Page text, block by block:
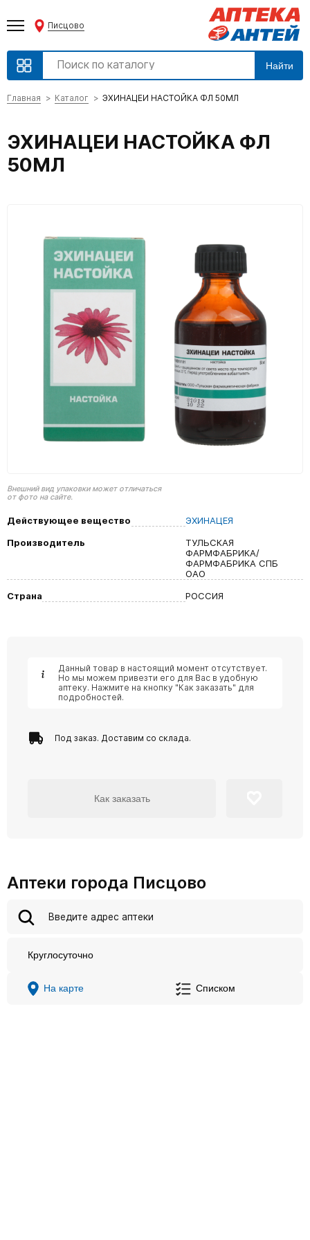
Писцово
Найти
Главная Каталог ЭХИНАЦЕИ НАСТОЙКА ФЛ 50МЛ
ЭХИНАЦЕИ НАСТОЙКА ФЛ
50МЛ
Внешний вид упаковки может отличаться
от фото на сайте.
Действующее вещество
ЭХИНАЦЕЯ
Производитель
ТУЛЬСКАЯ
ФАРМФАБРИКА/
ФАРМФАБРИКА СПБ
ОАО
Страна
РОССИЯ
Данный товар в настоящий момент отсутствует.
Но мы можем привезти его для Вас в удобную
аптеку. Нажмите на кнопку "Как заказать" для
подробностей.
Под заказ. Доставим со склада.
Как заказать
Аптеки города Писцово
Круглосуточно
На карте Списком